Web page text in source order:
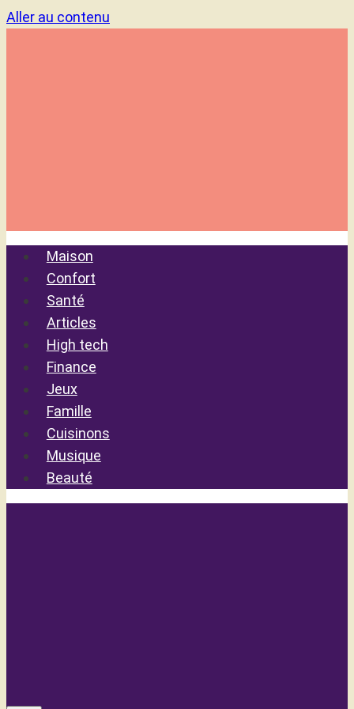
Aller au contenu
Maison
Confort
Santé
Articles
High tech
Finance
Jeux
Famille
Cuisinons
Musique
Beauté